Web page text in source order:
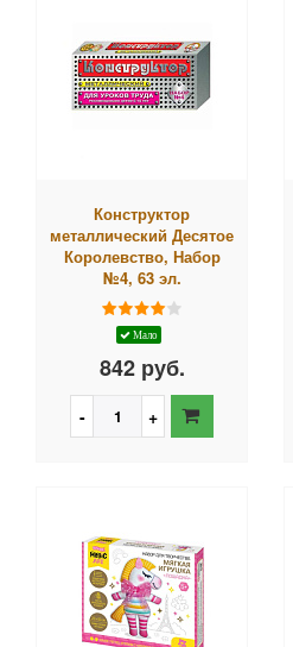
Конструктор
металлический Десятое
Королевство, Набор
№4, 63 эл.
Мало
842 руб.